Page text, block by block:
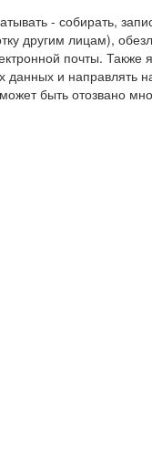
- собирать,
другим лицам),
почты.
данных и направлять
быть отозвано